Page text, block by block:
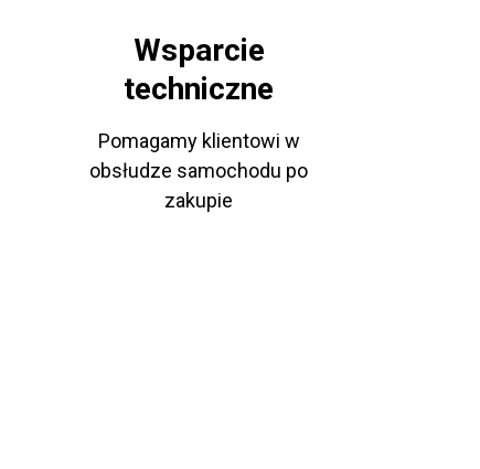
Wsparcie
techniczne
Pomagamy klientowi w
obsłudze samochodu po
zakupie